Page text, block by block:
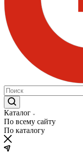
Каталог
По всему сайту
По каталогу